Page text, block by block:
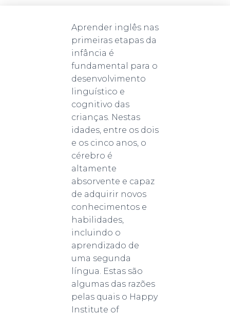
Aprender inglês nas
primeiras etapas da
infância é
fundamental para o
desenvolvimento
linguístico e
cognitivo das
crianças. Nestas
idades, entre os dois
e os cinco anos, o
cérebro é
altamente
absorvente e capaz
de adquirir novos
conhecimentos e
habilidades,
incluindo o
aprendizado de
uma segunda
língua. Estas são
algumas das razões
pelas quais o Happy
Institute of